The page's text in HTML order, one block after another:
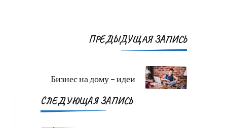
Навигация
ПРЕДЫДУЩАЯ ЗАПИСЬ
Бизнес на дому – идеи
СЛЕДУЮЩАЯ ЗАПИСЬ